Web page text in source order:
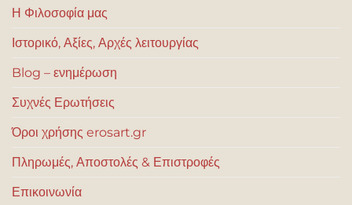
Η Φιλοσοφία μας
Ιστορικό, Αξίες, Αρχές λειτουργίας
Blog – ενημέρωση
Συχνές Ερωτήσεις
Όροι χρήσης erosart.gr
Πληρωμές, Αποστολές & Επιστροφές
Επικοινωνία